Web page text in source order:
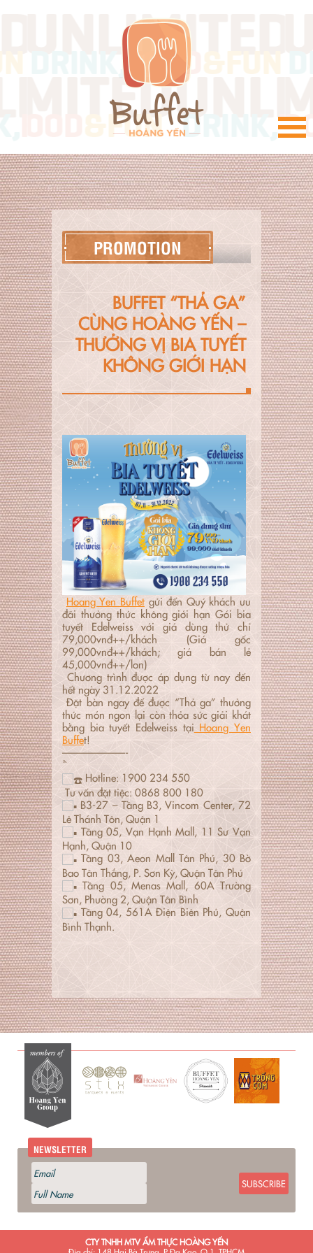
PROMOTION
BUFFET “THẢ GA”
CÙNG HOÀNG YẾN –
THƯỞNG VỊ BIA TUYẾT
KHÔNG GIỚI HẠN
Hoang Yen Buffetgửi đến Quý khách ưu
đãi thưởng thức không giới hạn Gói bia
tuyết Edelweiss với giá dùng thử chỉ
79,000vnđ++/khách (Giá gốc
99,000vnđ++/khách; giá bán lẻ
45,000vnđ++/lon)
Chương trình được áp dụng từ nay đến
hết ngày 31.12.2022
Đặt bàn ngay để được “Thả ga” thưởng
thức món ngon lại còn thỏa sức giải khát
bằng bia tuyết Edelweiss tại Hoang Yen
Buffet!
——————-
̀ ̂́
Hotline: 1900 234 550
Tư vấn đặt tiệc: 0868 800 180
B3-27 – Tầng B3, Vincom Center, 72
Lê Thánh Tôn, Quận 1
Tầng 05, Vạn Hạnh Mall, 11 Sư Vạn
Hạnh, Quận 10
Tầng 03, Aeon Mall Tân Phú, 30 Bờ
Bao Tân Thắng, P. Sơn Kỳ, Quận Tân Phú
Tầng 05, Menas Mall, 60A Trường
Sơn, Phường 2, Quận Tân Bình
Tầng 04, 561A Điện Biên Phủ, Quận
Bình Thạnh.
NEWSLETTER
SUBSCRIBE
CTY TNHH MTV ẨM THỰC HOÀNG YẾN